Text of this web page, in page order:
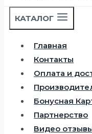
КАТАЛОГ
Главная
Контакты
Оплата и
Бонусная
Партнерство
Видео